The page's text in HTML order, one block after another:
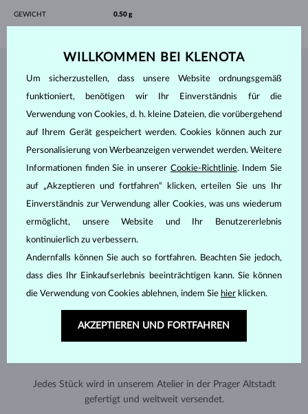
GEWICHT 0.50 g
SCHMUCK AUS DEMKLENOTA ATELIER
Jedes Stück wird in unserem Atelier in der Prager Altstadt
gefertigt und weltweit versendet.
WILLKOMMEN BEI KLENOTA
Um sicherzustellen, dass unsere Website ordnungsgemäß
funktioniert, benötigen wir Ihr Einverständnis für die
Verwendung von Cookies, d. h. kleine Dateien, die vorübergehend
auf Ihrem Gerät gespeichert werden. Cookies können auch zur
Personalisierung von Werbeanzeigen verwendet werden. Weitere
Informationen finden Sie in unserer Cookie-Richtlinie. Indem Sie
auf „Akzeptieren und fortfahren“ klicken, erteilen Sie uns Ihr
Einverständnis zur Verwendung aller Cookies, was uns wiederum
ermöglicht, unsere Website und Ihr Benutzererlebnis
kontinuierlich zu verbessern.
Andernfalls können Sie auch so fortfahren. Beachten Sie jedoch,
dass dies Ihr Einkaufserlebnis beeinträchtigen kann. Sie können
die Verwendung von Cookies ablehnen, indem Sie hier klicken.
AKZEPTIEREN UND FORTFAHREN